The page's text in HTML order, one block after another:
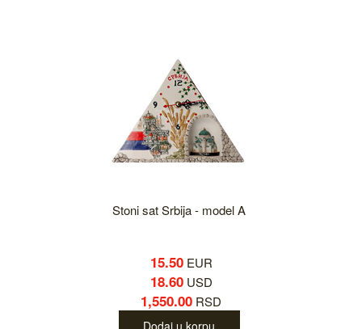
Stoni sat Srbija - model A
15.50EUR
18.60USD
1,550.00 RSD
Dodaj u korpu